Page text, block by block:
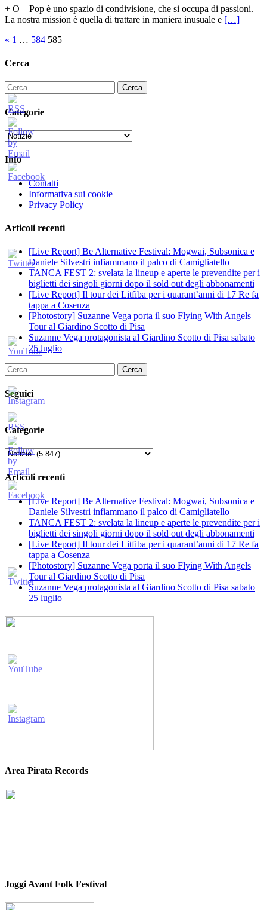
+ O – Pop è uno spazio di condivisione, che si occupa di passioni.
La nostra mission è quella di trattare in maniera inusuale e […]
Paginazione
degli
« 1 … 584 585
Cerca
Ricerca
per:
Categorie
Categorie
Info
Contatti
Informativa sui cookie
Privacy Policy
Articoli recenti
[Live Report] Be Alternative Festival: Mogwai, Subsonica e
Daniele Silvestri infiammano il palco di Camigliatello
TANCA FEST 2: svelata la lineup e aperte le prevendite per i
biglietti dei singoli giorni dopo il sold out degli abbonamenti
[Live Report] Il tour dei Litfiba per i quarant’anni di 17 Re fa
tappa a Cosenza
[Photostory] Suzanne Vega porta il suo Flying With Angels
Tour al Giardino Scotto di Pisa
Suzanne Vega protagonista al Giardino Scotto di Pisa sabato
25 luglio
Ricerca
per:
Seguici
Categorie
Categorie
Articoli recenti
[Live Report] Be Alternative Festival: Mogwai, Subsonica e
Daniele Silvestri infiammano il palco di Camigliatello
TANCA FEST 2: svelata la lineup e aperte le prevendite per i
biglietti dei singoli giorni dopo il sold out degli abbonamenti
[Live Report] Il tour dei Litfiba per i quarant’anni di 17 Re fa
tappa a Cosenza
[Photostory] Suzanne Vega porta il suo Flying With Angels
Tour al Giardino Scotto di Pisa
Suzanne Vega protagonista al Giardino Scotto di Pisa sabato
25 luglio
Area Pirata Records
Joggi Avant Folk Festival